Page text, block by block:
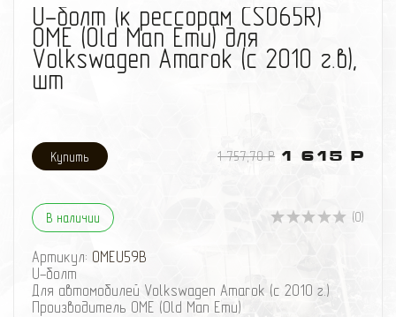
U-болт (к рессорам CS065R)
OME (Old Man Emu) для
Volkswagen Amarok (с 2010 г.в),
шт
1 757,70 Р 1 615 Р
В наличии (0)
Артикул: OMEU59B
U-болт
Для автомобилей Volkswagen Amarok (с 2010 г.)
Производитель OME (Old Man Emu)